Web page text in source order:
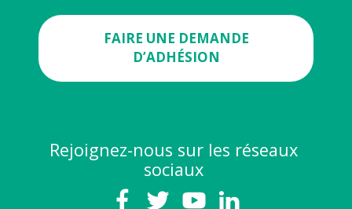
FAIRE UNE DEMANDE
D’ADHÉSION
Rejoignez-nous sur les réseaux
sociaux